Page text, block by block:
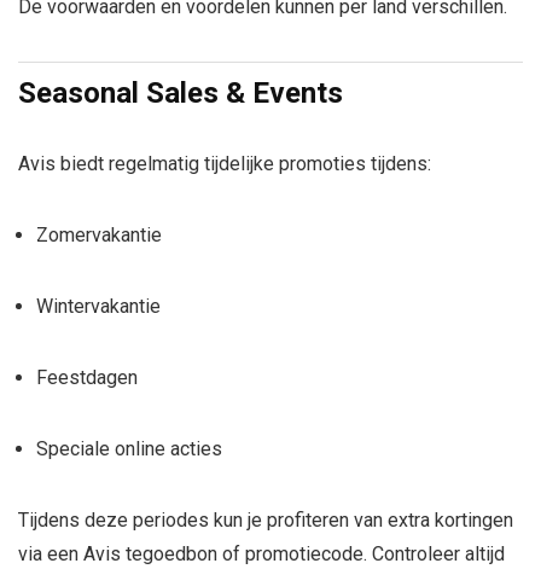
De voorwaarden en voordelen kunnen per land verschillen.
Seasonal Sales & Events
Avis biedt regelmatig tijdelijke promoties tijdens:
Zomervakantie
Wintervakantie
Feestdagen
Speciale online acties
Tijdens deze periodes kun je profiteren van extra kortingen
via een Avis tegoedbon of promotiecode. Controleer altijd